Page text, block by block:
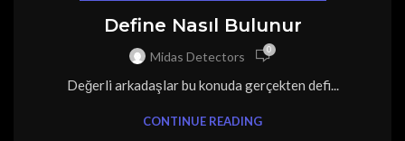
Define Nasıl Bulunur
Midas Detectors 0
Değerli arkadaşlar bu konuda gerçekten defi...
CONTINUE READING